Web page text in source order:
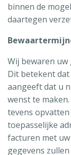
binnen de
daartegen
Wij bewaren uw
Dit betekent
aangeeft dat u
wenst te
tevens
toepasselijke
facturen met
gegevens